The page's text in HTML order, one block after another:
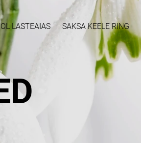
LASTEAIAS SAKSA KEELE RING